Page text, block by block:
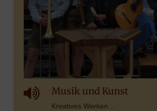
Musik und Kunst
Kreatives Werken …